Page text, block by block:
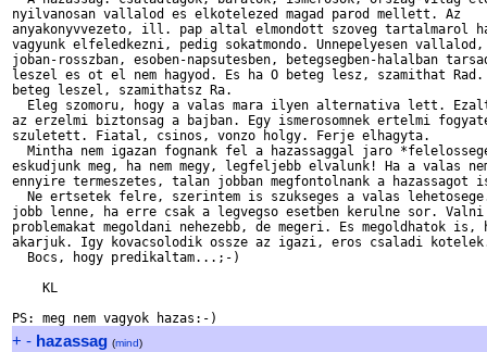
nyilvanosan vallalod es elkotelezed magad parod mellett. Az
anyakonyvvezeto, ill. pap altal elmondott szoveg tartalmarol
vagyunk elfeledkezni, pedig sokatmondo. Unnepelyesen vallalod,
joban-rosszban, esoben-napsutesben, betegsegben-halalban
leszel es ot el nem hagyod. Es ha O beteg lesz, szamithat Rad.
beteg leszel, szamithatsz Ra.
Eleg szomoru, hogy a valas mara ilyen alternativa lett.
az erzelmi biztonsag a bajban. Egy ismerosomnek ertelmi
szuletett. Fiatal, csinos, vonzo holgy. Ferje elhagyta.
Mintha nem igazan fognank fel a hazassaggal jaro
eskudjunk meg, ha nem megy, legfeljebb elvalunk! Ha a valas
ennyire termeszetes, talan jobban megfontolnank a hazassagot
Ne ertsetek felre, szerintem is szukseges a valas
jobb lenne, ha erre csak a legvegso esetben kerulne sor. Valni
problemakat megoldani nehezebb, de megeri. Es megoldhatok is,
akarjuk. Igy kovacsolodik ossze az igazi, eros csaladi
  Bocs, hogy predikaltam...;-)
    KL
+ - hazassag (mind)